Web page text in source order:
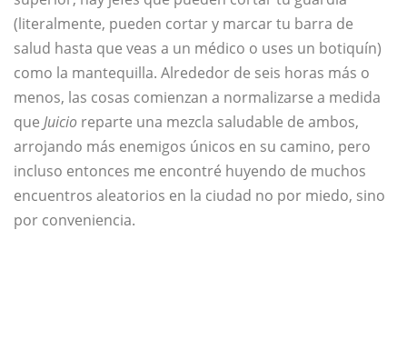
(literalmente, pueden cortar y marcar tu barra de
salud hasta que veas a un médico o uses un botiquín)
como la mantequilla. Alrededor de seis horas más o
menos, las cosas comienzan a normalizarse a medida
que Juicio reparte una mezcla saludable de ambos,
arrojando más enemigos únicos en su camino, pero
incluso entonces me encontré huyendo de muchos
encuentros aleatorios en la ciudad no por miedo, sino
por conveniencia.